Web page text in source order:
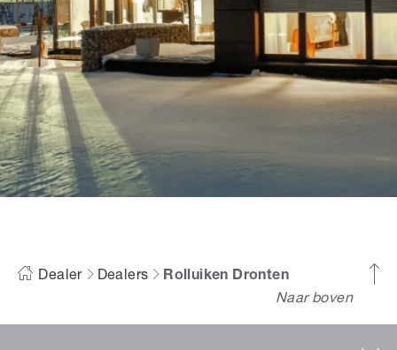
Dealer Dealers
Rolluiken Dronten
Naar boven